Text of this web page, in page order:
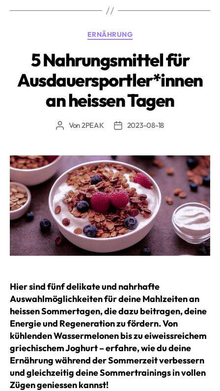
Training
Wetter»
Kategorien
ERNÄHRUNG
5 Nahrungsmittel für
Ausdauersportler*innen
an heissen Tagen
Beitragsautor
Von2PEAK Beitragsdatum
2023-08-18
Hier sind fünf delikate und nahrhafte
Auswahlmöglichkeiten für deine Mahlzeiten an
heissen Sommertagen, die dazu beitragen, deine
Energie und Regeneration zu fördern. Von
kühlenden Wassermelonen bis zu eiweissreichem
griechischem Joghurt – erfahre, wie du deine
Ernährung während der Sommerzeit verbessern
und gleichzeitig deine Sommertrainings in vollen
Zügen geniessen kannst!